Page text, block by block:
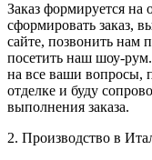
Заказ формируется на
сформировать заказ,
сайте, позвонить нам
посетить наш шоу-
на все ваши вопросы,
отделке и буду
выполнения заказа.
2. Производство в